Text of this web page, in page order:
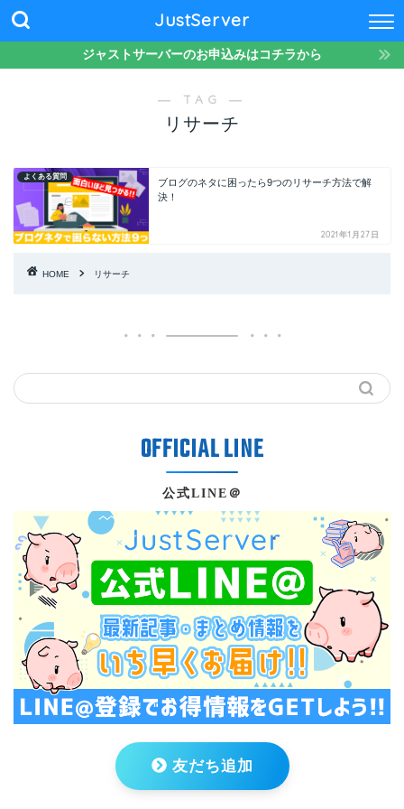
JustServer
ジャストサーバーのお申込みはコチラから
― TAG ―
リサーチ
よくある質問
ブログのネタに困ったら9つのリサーチ方法で解
決！
2021年1月27日
HOME リサーチ
公式LINE＠
友だち追加